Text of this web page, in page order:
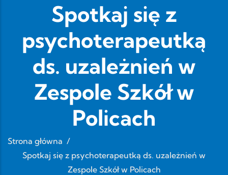
Spotkaj się z
psychoterapeutką
ds. uzależnień w
Zespole Szkół w
Policach
Strona główna /
Spotkaj się z psychoterapeutką ds. uzależnień w
Zespole Szkół w Policach